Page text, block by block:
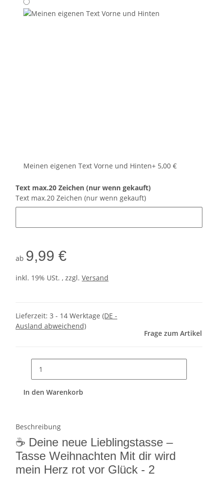
Meinen eigenen Text Vorne und Hinten+ 5,00 €
Text max.20 Zeichen (nur wenn gekauft)
Text max.20 Zeichen (nur wenn gekauft)
ab 9,99 €
inkl. 19% USt. , zzgl. Versand
Lieferzeit: 3 - 14 Werktage (DE -
Ausland abweichend)
Frage zum Artikel
In den Warenkorb
Beschreibung
☕ Deine neue Lieblingstasse –
Tasse Weihnachten Mit dir wird
mein Herz rot vor Glück - 2